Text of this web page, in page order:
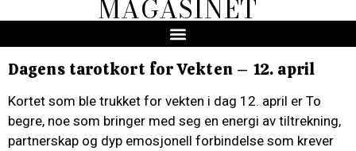
MAGASINET
Dagens tarotkort for Vekten – 12. april
Kortet som ble trukket for vekten i dag 12. april er To
begre, noe som bringer med seg en energi av tiltrekning,
partnerskap og dyp emosjonell forbindelse som krever